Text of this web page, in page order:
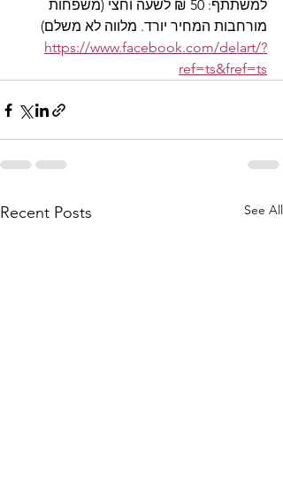
למשתתף: 50 ₪ לשעה וחצי (משפחות
מורחבות המחיר יורד. מלווה לא משלם)
https://www.facebook.com/delart/?
ref=ts&fref=ts
Recent Posts See All